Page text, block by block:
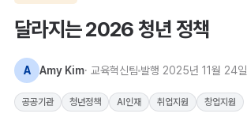
달라지는 2026 청년 정책
A Amy Kim· 교육혁신팀 발행 2025년 11월 24일
공공기관 청년정책 AI인재 취업지원 창업지원